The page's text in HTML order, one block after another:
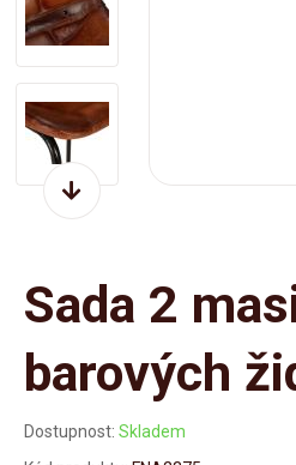
Sada 2
barových
Dostupnost: Skladem